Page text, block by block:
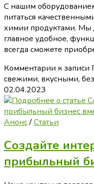
С нашим
питаться
химии продуктами. Мы
главное удобное,
всегда сможете
Комментарии к записи
свежими, вкусными,
02.04.2023
Анонс/Статьи
Создайте
прибыльный